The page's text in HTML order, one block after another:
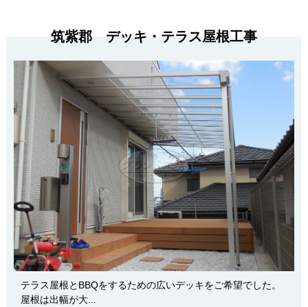
筑紫郡 デッキ・テラス屋根工事
テラス屋根とBBQをするための広いデッキをご希望でした。
屋根は出幅が大...